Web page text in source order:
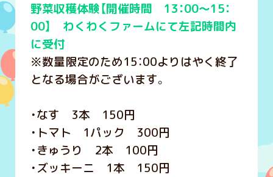
野菜収穫体験【開催時間 13：00～15：
00】 わくわくファームにて左記時間内
に受付
※数量限定のため15：00よりはやく終了
となる場合がございます。
・なす 3本 150円
・トマト 1パック 300円
・きゅうり 2本 100円
・ズッキーニ 1本 150円